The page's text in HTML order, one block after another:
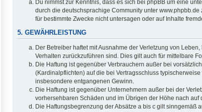
Du nimmst zur Kenntnis, dass es sich bei phpBB um eine
durch die deutschsprachige Community unter
für bestimmte Zwecke nicht untersagen oder auf Inhalte
5. GEWÄHRLEISTUNG
Der Betreiber haftet mit Ausnahme der Verletzung von
Verhalten zurückzuführen sind. Dies gilt auch für mittelbare
Die Haftung ist gegenüber Verbrauchern außer bei
(Kardinalpflichten) auf die bei Vertragsschluss
insbesondere entgangenen Gewinn.
Die Haftung ist gegenüber Unternehmern außer bei der
vorhersehbaren Schäden und im Übrigen der Höhe nach
Die Haftungsbegrenzung der Absätze a bis c gilt sinngemäß